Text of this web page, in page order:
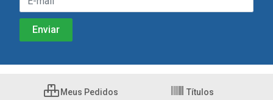
Meus Pedidos Títulos